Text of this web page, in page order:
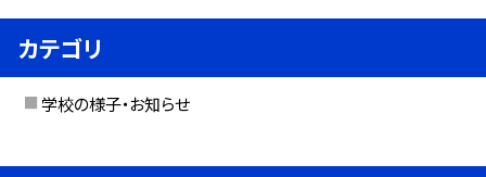
カテゴリ
学校の様子・お知らせ